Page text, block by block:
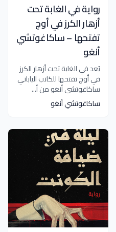
رواية في الغابة تحت
أزهار الكرز في أوج
تفتحها – ساكاغوتشي
أنغو
يُعد في الغابة تحت أزهار الكرز
في أوج تفتحها للكاتب الياباني
ساكاغوتشي أنغو من أ...
ساكاغوتشي أنغو